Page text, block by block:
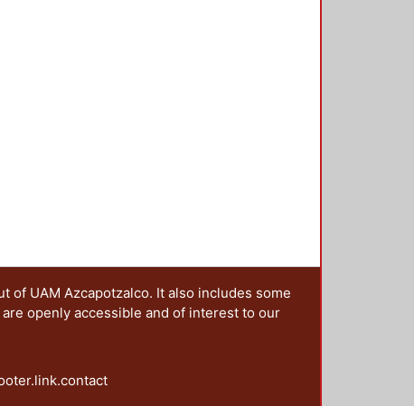
UAM Azcapotzalco. It also includes some
openly accessible and of interest to our